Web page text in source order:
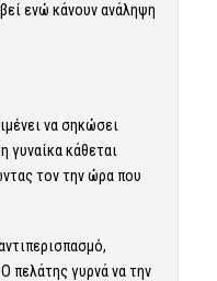
ενώ κάνουν ανάληψη
να σηκώσει
γυναίκα κάθεται
τον την ώρα που
πελάτης γυρνά να την